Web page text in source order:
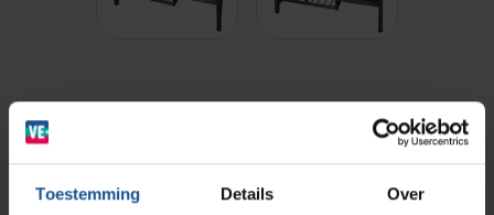
Toestemming Details Over
Elektrisch verstelbare RVS tafel voorzien van Trespa
werkblad en opslag voor maatschijven.
Ziekenhuizen en klinieken
Zorginstellingen
Modulaire Inrichtingssystemen
Opslagsystemen en voorraadbeheer
Opslagmogelijkheden
Medische (verzorgings)wagens
AP Medical
BINBIN